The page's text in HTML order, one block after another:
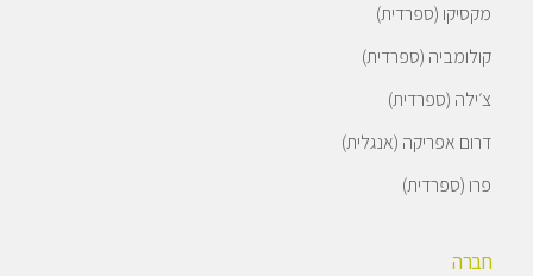
מקסיקו (ספרדית)
קולומביה (ספרדית)
צ׳ילה (ספרדית)
דרום אפריקה (אנגלית)
פרו (ספרדית)
חברה